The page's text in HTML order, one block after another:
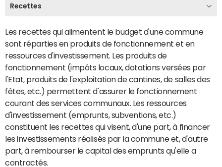
Recettes
Les recettes qui alimentent le budget d'une commune
sont réparties en produits de fonctionnement et en
ressources d'investissement. Les produits de
fonctionnement (impôts locaux, dotations versées par
l'Etat, produits de l'exploitation de cantines, de salles des
fêtes, etc.) permettent d'assurer le fonctionnement
courant des services communaux. Les ressources
d'investissement (emprunts, subventions, etc.)
constituent les recettes qui visent, d'une part, à financer
les investissements réalisés par la commune et, d'autre
part, à rembourser le capital des emprunts qu'elle a
contractés.